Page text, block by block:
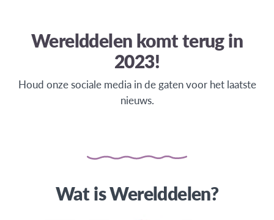
Werelddelen komt terug in
2023!
Houd onze sociale media in de gaten voor het laatste
nieuws.
Wat is Werelddelen?